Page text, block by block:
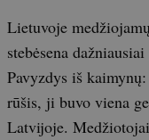
Lietuvoje
stebėsena
Pavyzdys iš
rūšis, ji buvo viena
Latvijoje.